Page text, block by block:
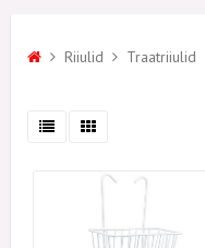
Riiulid Traatriiulid